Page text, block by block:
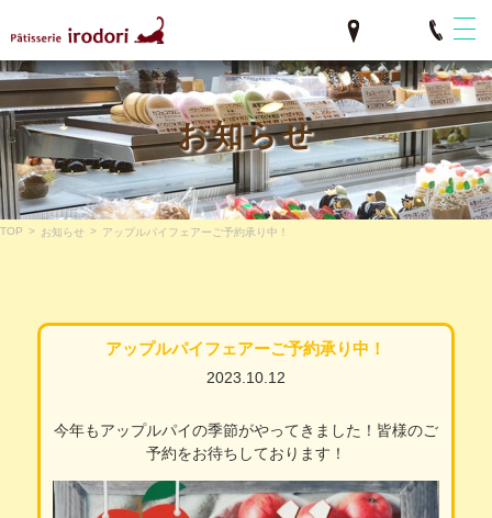
お知らせ
TOP > お知らせ > アップルパイフェアーご予約承り中！
アップルパイフェアーご予約承り中！
2023.10.12
今年もアップルパイの季節がやってきました！皆様のご
予約をお待ちしております！